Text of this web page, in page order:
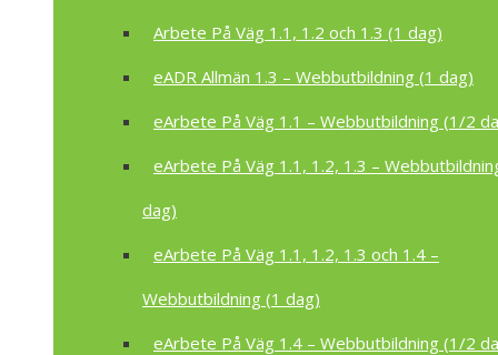
Arbete På Väg 1.1, 1.2 och 1.3 (1 dag)
eADR Allmän 1.3 – Webbutbildning (1 dag)
eArbete På Väg 1.1 – Webbutbildning (1/2
eArbete På Väg 1.1, 1.2, 1.3 –
dag)
eArbete På Väg 1.1, 1.2, 1.3 och 1.4 –
Webbutbildning (1 dag)
eArbete På Väg 1.4 – Webbutbildning (1/2